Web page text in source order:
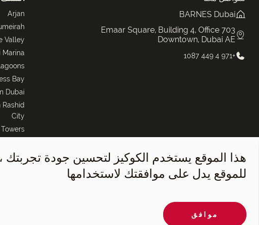
BARNES Dubai
Emaar Square, Building 4, Office 703
Downtown, Dubai AE
+971 4 449 1087
Arjan
Valley
Marina
Bay
Dubai
City
هذا الموقع يستخدم الكوكيز لتحسين جودة
للموقع يدل على موافقتك لاستخدامها
موافق